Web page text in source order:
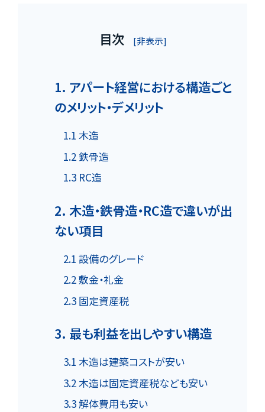
目次 [非表示]
1. アパート経営における構造ごと
のメリット・デメリット
1.1 木造
1.2 鉄骨造
1.3 RC造
2. 木造・鉄骨造・RC造で違いが出
ない項目
2.1 設備のグレード
2.2 敷金・礼金
2.3 固定資産税
3. 最も利益を出しやすい構造
3.1 木造は建築コストが安い
3.2 木造は固定資産税なども安い
3.3 解体費用も安い